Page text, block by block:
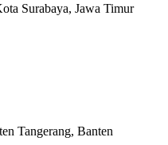
Surabaya, Jawa Timur
Tangerang, Banten